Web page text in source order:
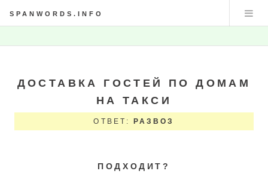
SPANWORDS.INFO
ДОСТАВКА ГОСТЕЙ ПО ДОМАМ
НА ТАКСИ
ОТВЕТ: РАЗВОЗ
ПОДХОДИТ?